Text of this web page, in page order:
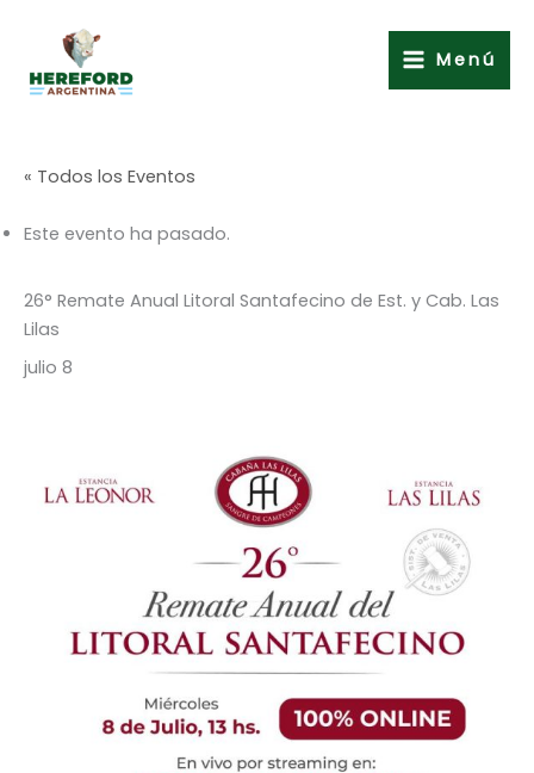
contenido
Menú
« Todos los Eventos
Este evento ha pasado.
26° Remate Anual Litoral Santafecino de Est. y Cab. Las
Lilas
julio 8